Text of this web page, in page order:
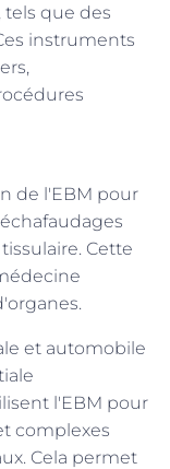
que des
instruments
de l'EBM pour
Cette
et automobile
l'EBM pour
complexes
Cela permet